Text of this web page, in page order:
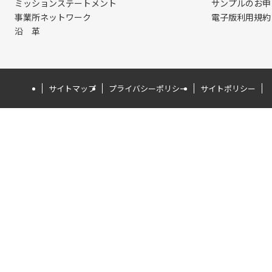
ミッションステートメント
事業所ネットワーク
沿 革
サンプルのお
電子版利用規約
サイトマップ プライバシーポリシー サイトポリシー